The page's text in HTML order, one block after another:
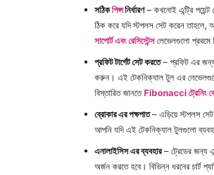
সঠিকপিপ্সনির্ধারণ– কখনোই এন্ট্রি
ঠিক করে যদি স্টপলস সেট করেন তাহলে,
সাপোর্ট এবং রেসিস্টেন্সলেভেলগুলো প্রথমে
প্রফিট টার্গেট সেট করতে– প্রফিট এর
করুন। এই টেকনিক্যাল টুল এর
বিস্তারিত জানতে Fibonacci ট্রেনিং
ব্রোকার এর পক্ষপাত– এড়িয়ে স্টপলস
আপনি যদি এই টেকনিক্যাল টুলগুলো
এনালাইসিস এর ব্যবহার– ট্রেডের জন্য
অর্জন করতে হবে। বিভিন্ন ধরনের চার্ট